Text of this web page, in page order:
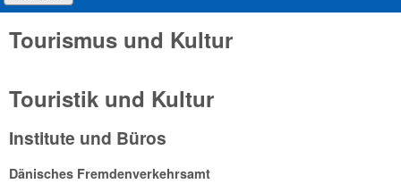
Tourismus und Kultur
Touristik und Kultur
Institute und Büros
Dänisches Fremdenverkehrsamt